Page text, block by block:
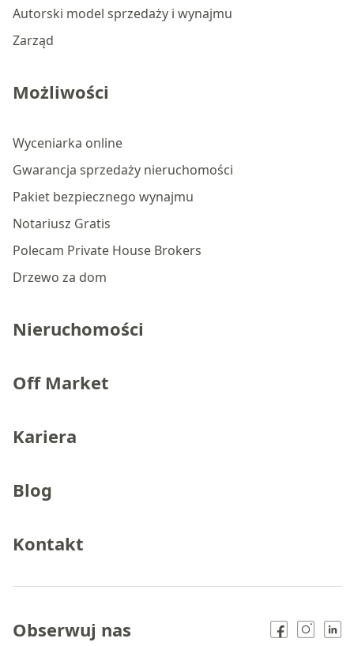
Autorski model sprzedaży i wynajmu
Zarząd
Możliwości
Wyceniarka online
Gwarancja sprzedaży nieruchomości
Pakiet bezpiecznego wynajmu
Notariusz Gratis
Polecam Private House Brokers
Drzewo za dom
Nieruchomości
Off Market
Kariera
Blog
Kontakt
Obserwuj nas